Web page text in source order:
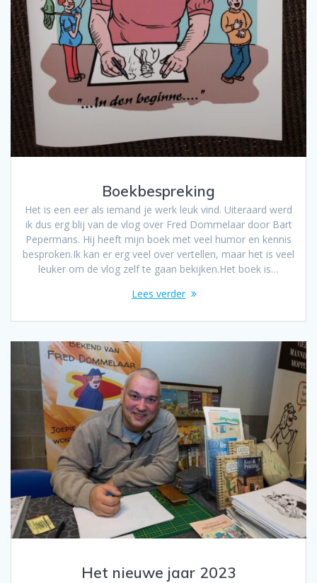
Boekbespreking
Het is een eer als iemand je werk leuk vind. Uiteraard werd
ik dus erg blij van de vlog over Fred Dommelaar door Bart
Pepermans. Hij heeft mijn boek met veel humor en kennis
besproken.Ik kan er erg veel over vertellen, maar het is veel
leuker om de vlog zelf te gaan bekijken.Het boek is…
Lees verder
Het nieuwe jaar 2023